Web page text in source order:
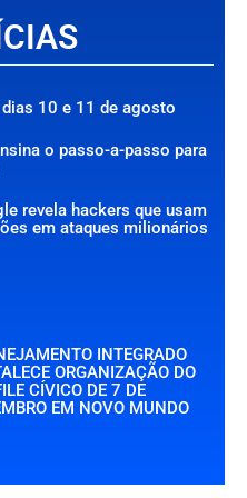
10 e 11 de agosto
o passo-a-passo para
revela hackers que usam
em ataques milionários
INTEGRADO
ORGANIZAÇÃO DO
CÍVICO DE 7 DE
EM NOVO MUNDO